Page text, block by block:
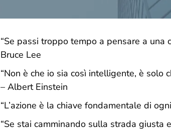
“Se passi troppo tempo a pensare a una
Bruce Lee
“Non è che io sia così intelligente, è solo
– Albert Einstein
“L’azione è la chiave fondamentale di
“Se stai camminando sulla strada giusta